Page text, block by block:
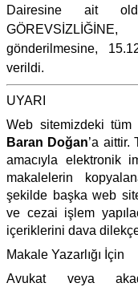
Dairesine ait
gönderilmesine,
verildi.
UYARI
Web sitemizdeki
Baran Doğan’a
amacıyla elektronik
makalelerin
şekilde başka web
ve cezai işlem
içeriklerini dava
Makale Yazarlığı İçin
Avukat veya